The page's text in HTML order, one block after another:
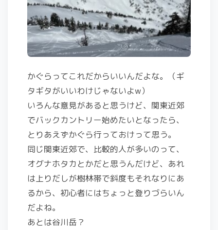
かぐらってこれだからいいんだよな。（ギ
タギタがいいわけじゃないよw）
いろんな意見があると思うけど、関東近郊
でバックカントリー始めたいとなったら、
とりあえずかぐら行っておけって思う。
同じ関東近郊で、比較的人が多いのって、
オグナホタカとかだと思うんだけど、あれ
は上りだしが樹林帯で斜度もそれなりにあ
るから、初心者にはちょっと登りづらいん
だよね。
あとは谷川岳？